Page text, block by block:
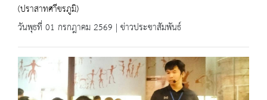
(ปราสาทศาีขรภูมิ)
วันพุธที่ 01 กรกฎาคม 2569 | ข่าวประชาสัมพันธ์